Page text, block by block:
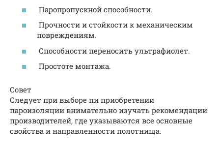
Паропропускной способности.
Прочности и стойкости к механическим
повреждениям.
Способности переносить ультрафиолет.
Простоте монтажа.
Совет
Следует при выборе пи приобретении
пароизоляции внимательно изучать рекомендации
производителей, где указываются все основные
свойства и направленности полотнища.